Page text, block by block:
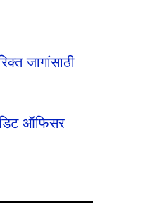
जागांसाठी
ऑफिसर